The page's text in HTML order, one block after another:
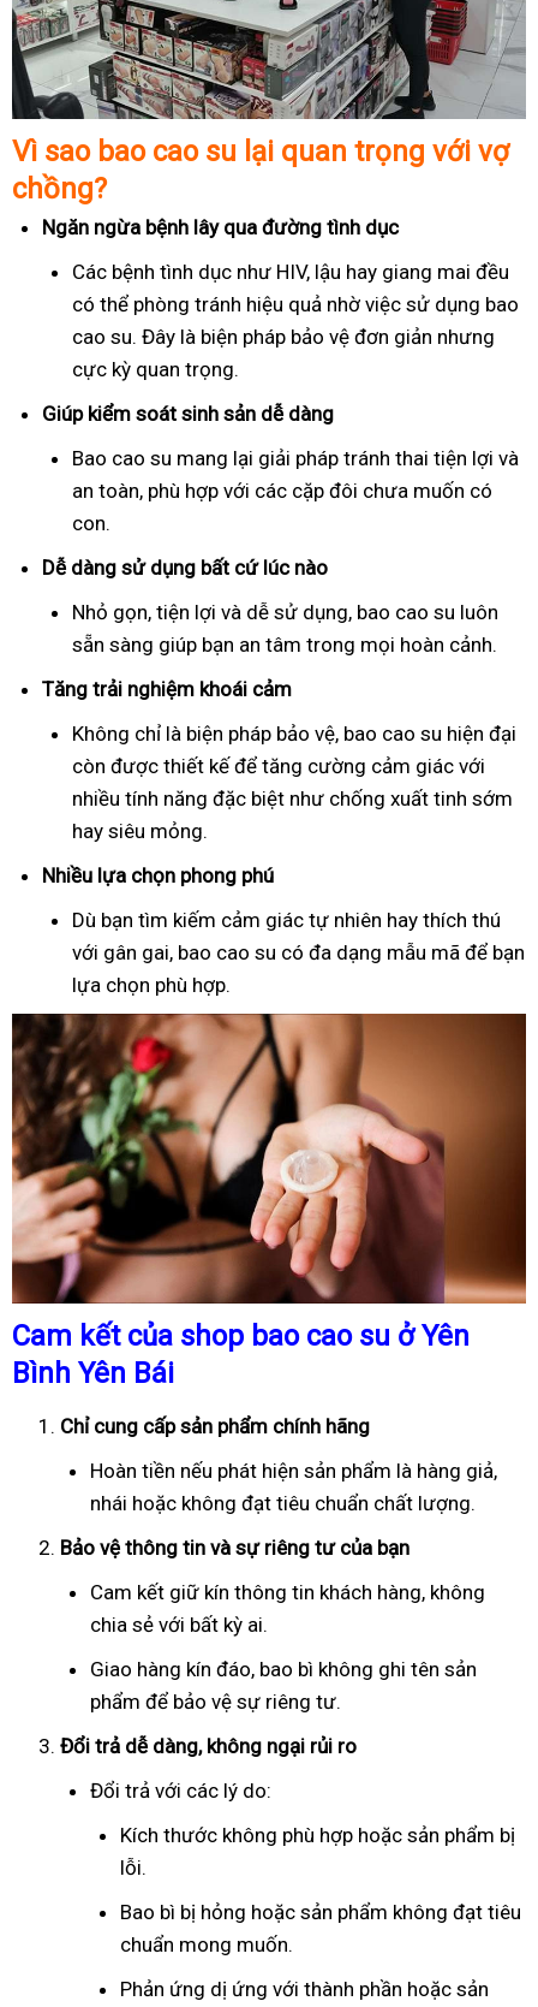
Vì sao bao cao su lại quan trọng với vợ
chồng?
Ngăn ngừa bệnh lây qua đường tình dục
Các bệnh tình dục như HIV, lậu hay giang mai đều
có thể phòng tránh hiệu quả nhờ việc sử dụng bao
cao su. Đây là biện pháp bảo vệ đơn giản nhưng
cực kỳ quan trọng.
Giúp kiểm soát sinh sản dễ dàng
Bao cao su mang lại giải pháp tránh thai tiện lợi và
an toàn, phù hợp với các cặp đôi chưa muốn có
con.
Dễ dàng sử dụng bất cứ lúc nào
Nhỏ gọn, tiện lợi và dễ sử dụng, bao cao su luôn
sẵn sàng giúp bạn an tâm trong mọi hoàn cảnh.
Tăng trải nghiệm khoái cảm
Không chỉ là biện pháp bảo vệ, bao cao su hiện đại
còn được thiết kế để tăng cường cảm giác với
nhiều tính năng đặc biệt như chống xuất tinh sớm
hay siêu mỏng.
Nhiều lựa chọn phong phú
Dù bạn tìm kiếm cảm giác tự nhiên hay thích thú
với gân gai, bao cao su có đa dạng mẫu mã để bạn
lựa chọn phù hợp.
Cam kết của shop bao cao su ở Yên
Bình Yên Bái
Chỉ cung cấp sản phẩm chính hãng
Hoàn tiền nếu phát hiện sản phẩm là hàng giả,
nhái hoặc không đạt tiêu chuẩn chất lượng.
Bảo vệ thông tin và sự riêng tư của bạn
Cam kết giữ kín thông tin khách hàng, không
chia sẻ với bất kỳ ai.
Giao hàng kín đáo, bao bì không ghi tên sản
phẩm để bảo vệ sự riêng tư.
Đổi trả dễ dàng, không ngại rủi ro
Đổi trả với các lý do:
Kích thước không phù hợp hoặc sản phẩm bị
lỗi.
Bao bì bị hỏng hoặc sản phẩm không đạt tiêu
chuẩn mong muốn.
Phản ứng dị ứng với thành phần hoặc sản